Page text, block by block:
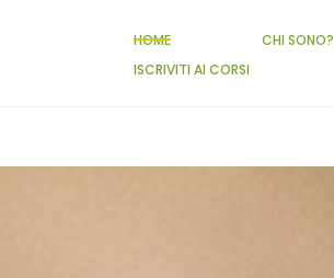
HOME CHI SONO?
ISCRIVITI AI CORSI